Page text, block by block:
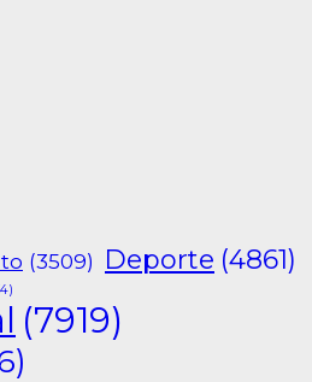
(3509) Deporte (4861)
(7919)